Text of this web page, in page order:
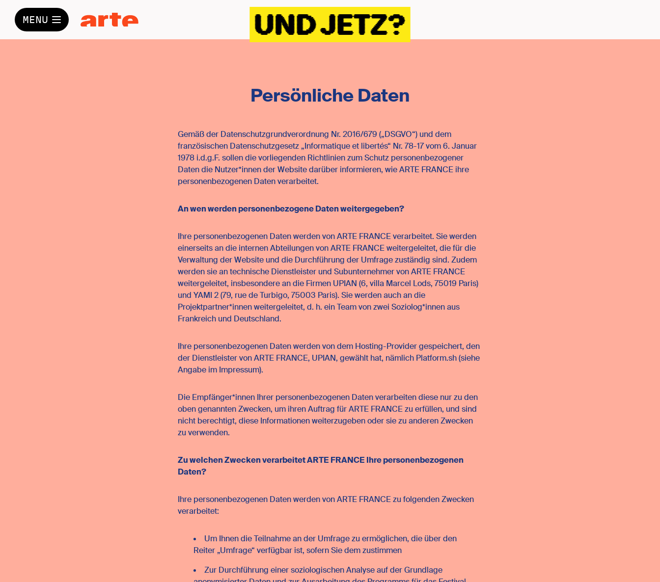
MENÜMenü
Home
Persönliche Daten
Gemäß der Datenschutzgrundverordnung Nr. 2016/679 („DSGVO“) und dem
französischen Datenschutzgesetz „Informatique et libertés“ Nr. 78-17 vom 6. Januar
1978 i.d.g.F. sollen die vorliegenden Richtlinien zum Schutz personenbezogener
Daten die Nutzer*innen der Website darüber informieren, wie ARTE FRANCE ihre
personenbezogenen Daten verarbeitet.
An wen werden personenbezogene Daten weitergegeben?
Ihre personenbezogenen Daten werden von ARTE FRANCE verarbeitet. Sie werden
einerseits an die internen Abteilungen von ARTE FRANCE weitergeleitet, die für die
Verwaltung der Website und die Durchführung der Umfrage zuständig sind. Zudem
werden sie an technische Dienstleister und Subunternehmer von ARTE FRANCE
weitergeleitet, insbesondere an die Firmen UPIAN (6, villa Marcel Lods, 75019 Paris)
und YAMI 2 (79, rue de Turbigo, 75003 Paris). Sie werden auch an die
Projektpartner*innen weitergeleitet, d. h. ein Team von zwei Soziolog*innen aus
Frankreich und Deutschland.
Ihre personenbezogenen Daten werden von dem Hosting-Provider gespeichert, den
der Dienstleister von ARTE FRANCE, UPIAN, gewählt hat, nämlich Platform.sh (siehe
Angabe im Impressum).
Die Empfänger*innen Ihrer personenbezogenen Daten verarbeiten diese nur zu den
oben genannten Zwecken, um ihren Auftrag für ARTE FRANCE zu erfüllen, und sind
nicht berechtigt, diese Informationen weiterzugeben oder sie zu anderen Zwecken
zu verwenden.
Zu welchen Zwecken verarbeitet ARTE FRANCE Ihre personenbezogenen
Daten?
Ihre personenbezogenen Daten werden von ARTE FRANCE zu folgenden Zwecken
verarbeitet:
Um Ihnen die Teilnahme an der Umfrage zu ermöglichen, die über den
Reiter „Umfrage“ verfügbar ist, sofern Sie dem zustimmen
Zur Durchführung einer soziologischen Analyse auf der Grundlage